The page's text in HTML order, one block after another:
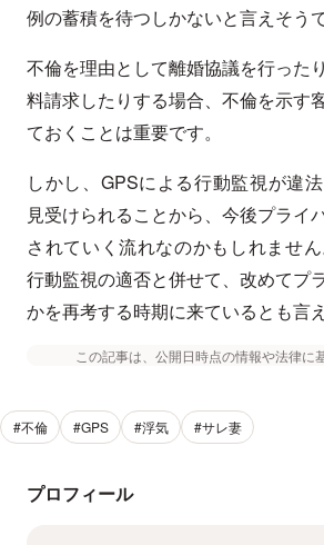
例の蓄積を待つしかないと言えそうで
不倫を理由として離婚協議を行った
料請求したりする場合、不倫を示す
ておくことは重要です。
しかし、GPSによる行動監視が違
見受けられることから、今後プライ
されていく流れなのかもしれませ
行動監視の適否と併せて、改めてプ
かを再考する時期に来ているとも言
この記事は、公開日時点の情報や法律に
#不倫 #GPS #浮気 #サレ妻
プロフィール